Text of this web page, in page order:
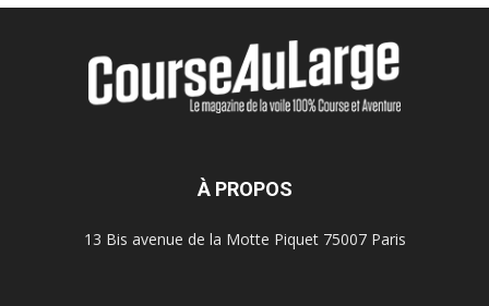
À PROPOS
13 Bis avenue de la Motte Piquet 75007 Paris